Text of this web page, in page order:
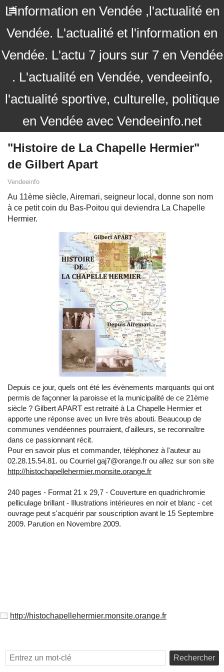
L'information en Vendée ,l'actualité en
Vendée. L'actualité et l'information en
Vendée. L'actu 7 jours sur 7 en Vendée
. L'actualité en Vendée, vendeeinfo,
l'actualité sportive, culturelle, politique
en Vendée avec Vendeeinfo.net
"Histoire de La Chapelle Hermier"
de Gilbert Apart
Vendeeinfo
Au 11ème siècle, Airemari, seigneur local, donne son nom
à ce petit coin du Bas-Poitou qui deviendra La Chapelle
Hermier.
Depuis ce jour, quels ont été les évènements marquants qui ont
permis de façonner la paroisse et la municipalité de ce 21ème
siècle ? Gilbert APART est retraité à La Chapelle Hermier et
apporte une réponse avec un livre très abouti. Beaucoup de
communes vendéennes pourraient, d'ailleurs, se reconnaître
dans ce passionnant récit.
Pour en savoir plus et commander, téléphonez à l'auteur au
02.28.15.54.81. ou Courriel gaj7@orange.fr ou allez sur son site
http://histochapellehermier.monsite.orange.fr
240 pages - Format 21 x 29,7 - Couverture en quadrichromie
pelliculage brillant - Illustrations intérieures en noir et blanc - cet
ouvrage peut s'acquérir par souscription avant le 15 Septembre
2009. Parution en Novembre 2009.
http://histochapellehermier.monsite.orange.fr
Rechercher